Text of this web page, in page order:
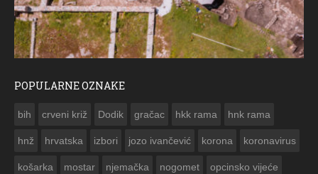
POPULARNE OZNAKE
bih crveni križ Dodik gračac hkk rama hnk rama
hnž hrvatska izbori jozo ivančević korona koronavirus
košarka mostar njemačka nogomet opcinsko vijeće